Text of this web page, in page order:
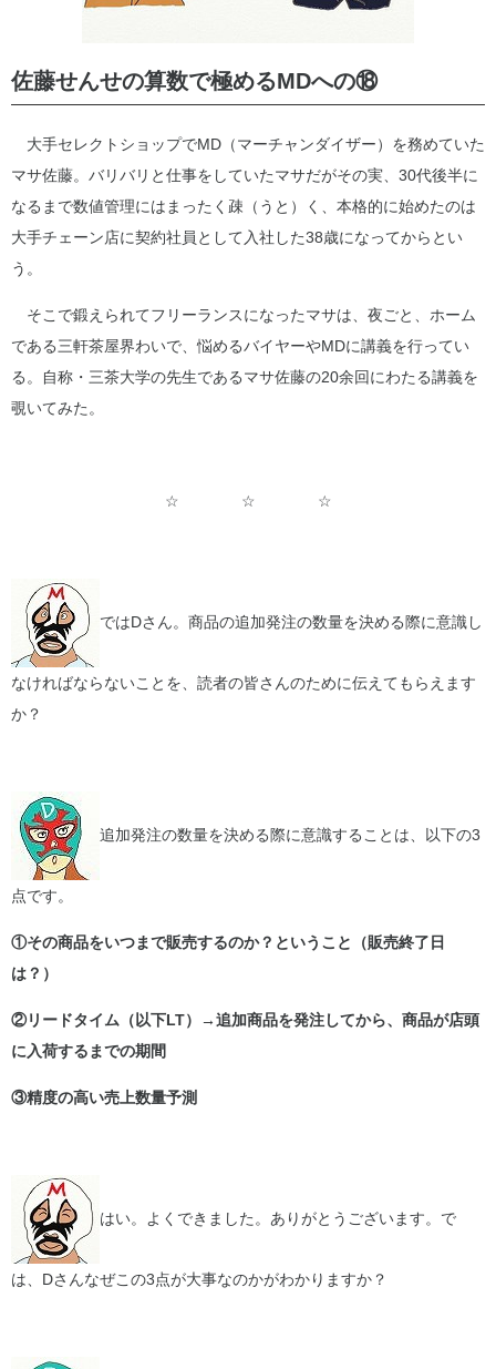
佐藤せんせの算数で極めるMDへの⑱
大手セレクトショップでMD（マーチャンダイザー）を務めていた
マサ佐藤。バリバリと仕事をしていたマサだがその実、30代後半に
なるまで数値管理にはまったく疎（うと）く、本格的に始めたのは
大手チェーン店に契約社員として入社した38歳になってからとい
う。
そこで鍛えられてフリーランスになったマサは、夜ごと、ホーム
である三軒茶屋界わいで、悩めるバイヤーやMDに講義を行ってい
る。自称・三茶大学の先生であるマサ佐藤の20余回にわたる講義を
覗いてみた。
☆ ☆ ☆
ではDさん。商品の追加発注の数量を決める際に意識し
なければならないことを、読者の皆さんのために伝えてもらえます
か？
追加発注の数量を決める際に意識することは、以下の3
点です。
①その商品をいつまで販売するのか？ということ（販売終了日
は？）
②リードタイム（以下LT）→追加商品を発注してから、商品が店頭
に入荷するまでの期間
③精度の高い売上数量予測
はい。よくできました。ありがとうございます。で
は、Dさんなぜこの3点が大事なのかがわかりますか？